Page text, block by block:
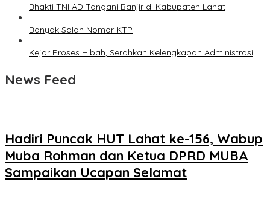
Bhakti TNI AD Tangani Banjir di Kabupaten Lahat
Banyak Salah Nomor KTP
Kejar Proses Hibah, Serahkan Kelengkapan Administrasi
News Feed
Hadiri Puncak HUT Lahat ke-156, Wabup
Muba Rohman dan Ketua DPRD MUBA
Sampaikan Ucapan Selamat